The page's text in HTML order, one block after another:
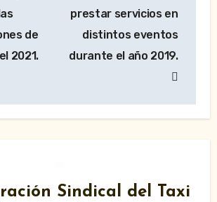
de
2021.
prestar servicios en
distintos eventos
durante el año 2019.
Sindical del Taxi